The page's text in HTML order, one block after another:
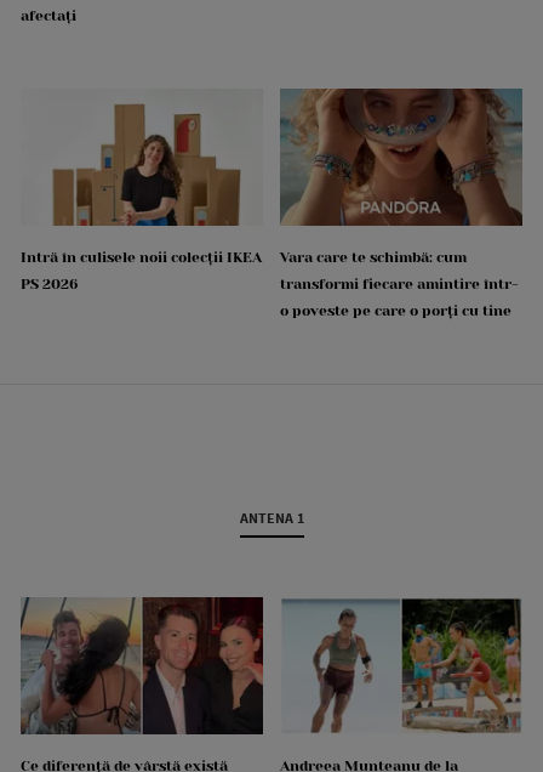
afectați
Intră în culisele noii colecții IKEA
PS 2026
Vara care te schimbă: cum
transformi fiecare amintire într-
o poveste pe care o porți cu tine
ANTENA 1
Ce diferență de vârstă există
Andreea Munteanu de la